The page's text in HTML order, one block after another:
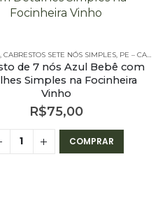
, CABRESTOS SETE NÓS SIMPLES, PE – CABRESTOS
de 7 nós Azul Bebê com
Simples na Focinheira
Vinho
R$75,00
COMPRAR